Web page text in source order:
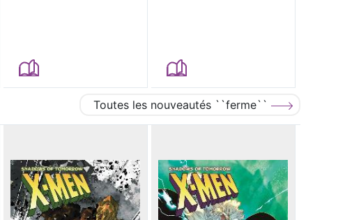
Toutes les nouveautés ``ferme``